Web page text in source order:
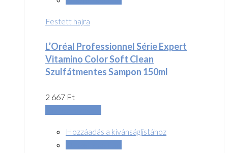
Festett hajra
L’Oréal Professionnel Série Expert
Vitamino Color Soft Clean
Szulfátmentes Sampon 150ml
2 667 Ft
Hozzáadás a kívánságlistához